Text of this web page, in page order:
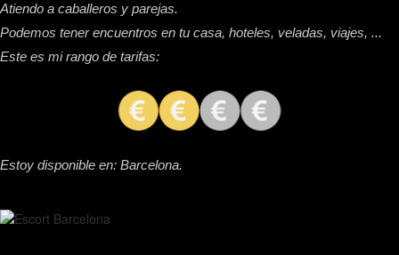
Atiendo a caballeros y parejas.
Podemos tener encuentros en tu casa, hoteles, veladas, viajes, ...
Este es mi rango de tarifas:
Estoy disponible en: Barcelona.